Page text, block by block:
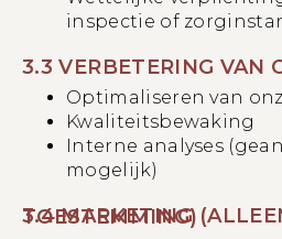
inspectie of
3.3 VERBETERING VAN
Optimaliseren van
Kwaliteitsbewaking
Interne analyses
mogelijk)
3.4 MARKETING (ALLEEN MET UW TOESTEMMING)